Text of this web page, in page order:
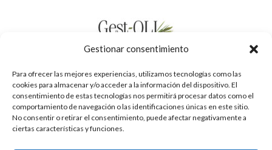
Gestionar consentimiento
Para ofrecer las mejores experiencias, utilizamos tecnologías como las
cookies para almacenar y/o acceder a la información del dispositivo. El
consentimiento de estas tecnologías nos permitirá procesar datos como el
comportamiento de navegación o las identificaciones únicas en este sitio.
No consentir o retirar el consentimiento, puede afectar negativamente a
ciertas características y funciones.